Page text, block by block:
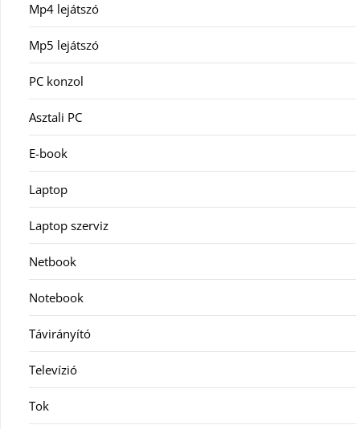
Mp4 lejátszó
Mp5 lejátszó
PC konzol
Asztali PC
E-book
Laptop
Laptop szerviz
Netbook
Notebook
Távirányító
Televízió
Tok